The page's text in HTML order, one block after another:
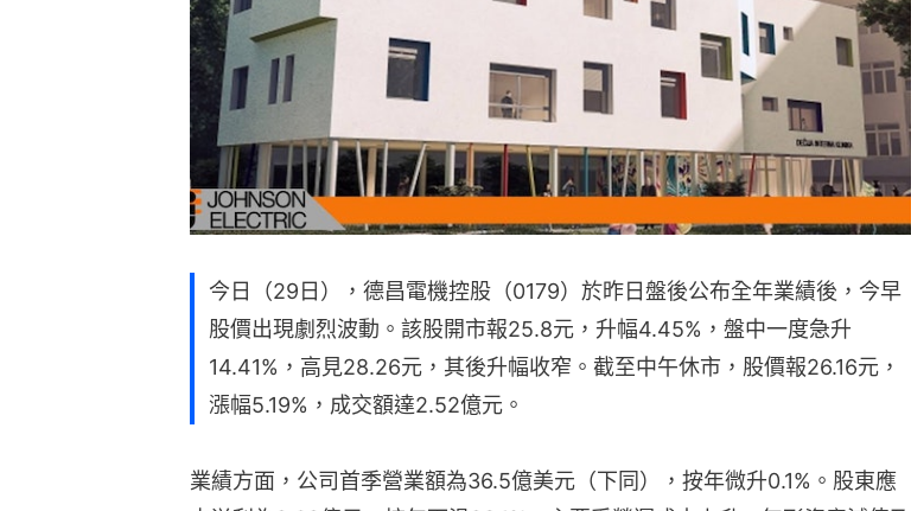
今日（29日），德昌電機控股（0179）於昨日盤後公布全年業績後，今早
股價出現劇烈波動。該股開市報25.8元，升幅4.45%，盤中一度急升
14.41%，高見28.26元，其後升幅收窄。截至中午休市，股價報26.16元，
漲幅5.19%，成交額達2.52億元。
業績方面，公司首季營業額為36.5億美元（下同），按年微升0.1%。股東應